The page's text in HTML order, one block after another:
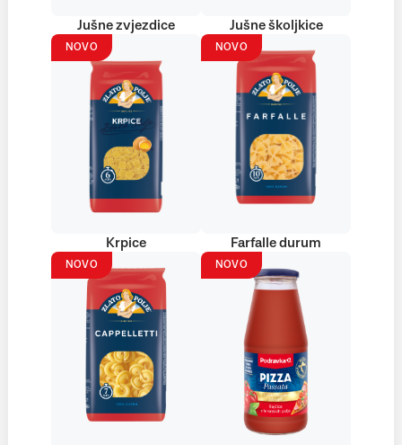
Jušne zvjezdice Jušne školjkice
NOVO
Krpice
NOVO
Farfalle durum
NOVO NOVO